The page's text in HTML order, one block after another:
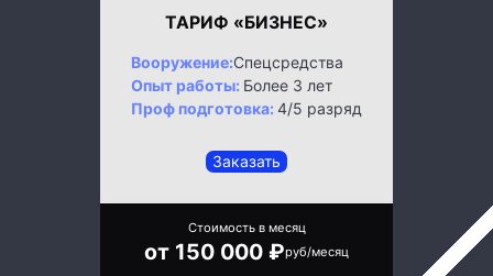
ТАРИФ «БИЗНЕС»
Вооружение:Спецсредства
Опыт работы: Более 3 лет
Проф подготовка: 4/5 разряд
Заказать
Стоимость в месяц
от 150 000 ₽руб/месяц